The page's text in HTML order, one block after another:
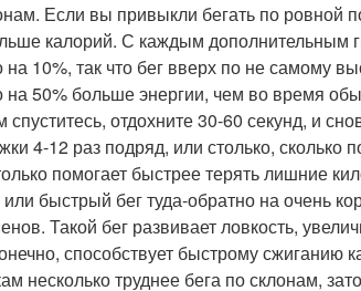
Если вы привыкли бегать по ровной
калорий. С каждым дополнительным
на 10%, так что бег вверх по не самому
на 50% больше энергии, чем во время
спуститесь, отдохните 30-60 секунд, и
4-12 раз подряд, или столько,
помогает быстрее терять лишние
быстрый бег туда-обратно на очень
Такой бег развивает ловкость,
способствует быстрому сжиганию
несколько труднее бега по склонам,